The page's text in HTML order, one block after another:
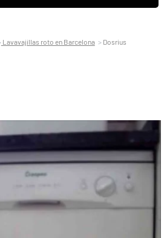
Lavavajillas roto en Barcelona Dosrius